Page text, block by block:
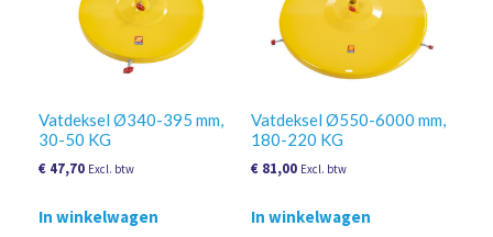
Vatdeksel Ø340-395 mm,
30-50 KG
€ 47,70 Excl. btw
In winkelwagen
Vatdeksel Ø550-6000 mm,
180-220 KG
€81,00 Excl. btw
In winkelwagen